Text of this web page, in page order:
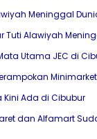
Meninggal
Tuti Alawiyah
Utama JEC di
Minimarket
Kini Ada di Cibubur
dan Alfamart